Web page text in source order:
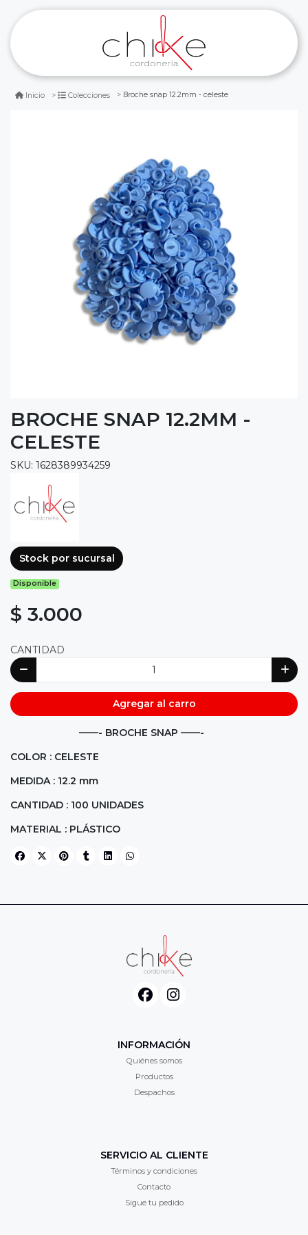
Inicio Colecciones Broche snap 12.2mm - celeste
BROCHE SNAP 12.2MM -
CELESTE
SKU: 1628389934259
Stock por sucursal
Disponible
$ 3.000
CANTIDAD
Agregar al carro
——- BROCHE SNAP ——-
COLOR : CELESTE
MEDIDA : 12.2 mm
CANTIDAD : 100 UNIDADES
MATERIAL : PLÁSTICO
INFORMACIÓN
Quiénes somos
Productos
Despachos
SERVICIO AL CLIENTE
Términos y condiciones
Contacto
Sigue tu pedido